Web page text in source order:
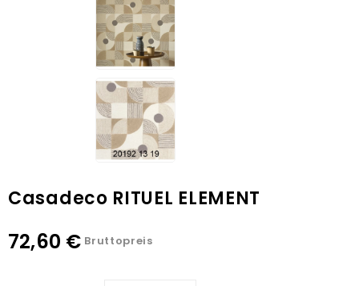
Casadeco RITUEL ELEMENT
72,60 € Bruttopreis